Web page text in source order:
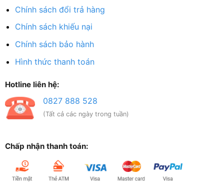
Chính sách đổi trả hàng
Chính sách khiếu nại
Chính sách bảo hành
Hình thức thanh toán
Hotline liên hệ:
0827 888 528
(Tất cả các ngày trong tuần)
Chấp nhận thanh toán: